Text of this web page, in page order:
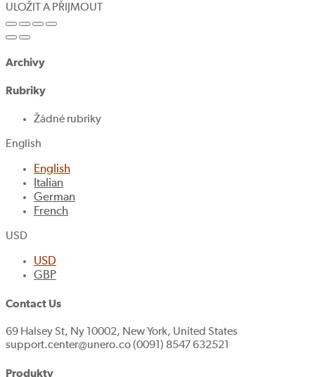
ULOŽIT A PŘIJMOUT
Archivy
Rubriky
Žádné rubriky
English
English
Italian
German
French
USD
USD
GBP
Contact Us
69 Halsey St, Ny 10002, New York, United States
support.center@unero.co (0091) 8547 632521
Produkty